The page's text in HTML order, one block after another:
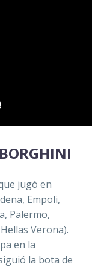
jugó en
Empoli,
Palermo,
Verona).
en la
la bota de